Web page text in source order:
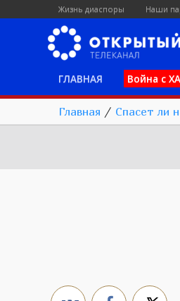
Жизнь диаспоры Наши
ГЛАВНАЯ Война с
Главная / Спасет ли